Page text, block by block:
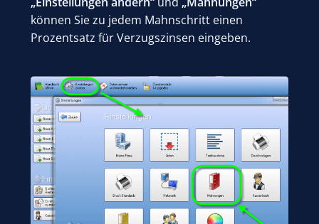
können Sie zu jedem Mahnschritt einen
Prozentsatz für Verzugszinsen eingeben.